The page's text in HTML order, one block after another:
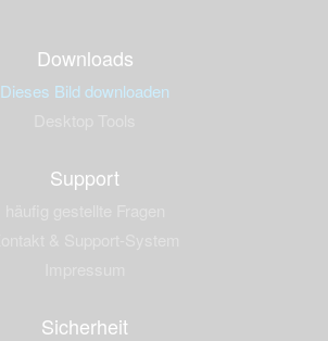
Downloads
Dieses Bild downloaden
Support
Sicherheit